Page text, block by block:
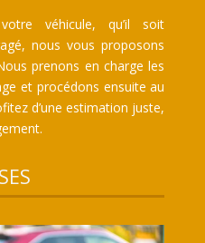
véhicule, qu’il soit
nous vous proposons
prenons en charge les
et procédons ensuite au
d’une estimation juste,